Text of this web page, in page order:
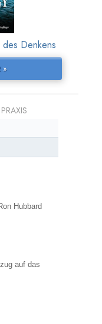
Denkens
»
Hubbard
auf das